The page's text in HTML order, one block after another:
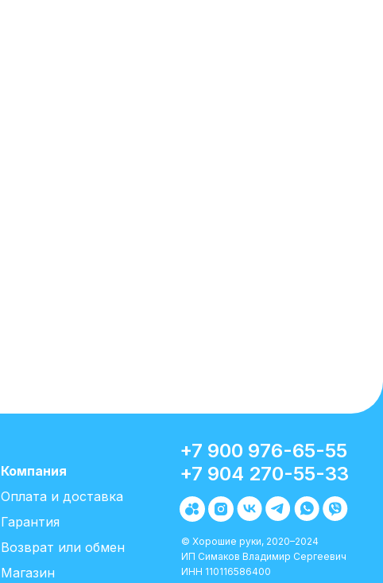
Магазин
Компания +7 904 270-55-33
© Хорошие руки, 2020–2024
ИП Симаков Владимир Сергеевич
ИНН 110116586400
Оплата и доставка
Возврат или обмен
Гарантия
+7 900 976-65-55